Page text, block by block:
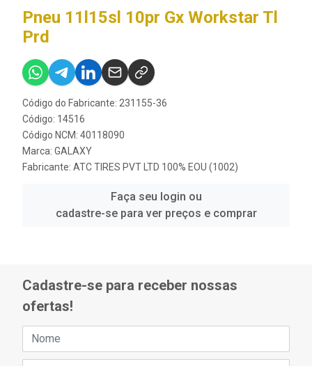
Pneu 11l15sl 10pr Gx Workstar Tl
Prd
Código do Fabricante: 231155-36
Código: 14516
Código NCM: 40118090
Marca: GALAXY
Fabricante: ATC TIRES PVT LTD 100% EOU (1002)
Faça seu login ou
cadastre-se para ver preços e comprar
Cadastre-se para receber nossas
ofertas!